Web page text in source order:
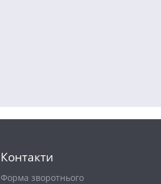
Контакти
Форма зворотнього